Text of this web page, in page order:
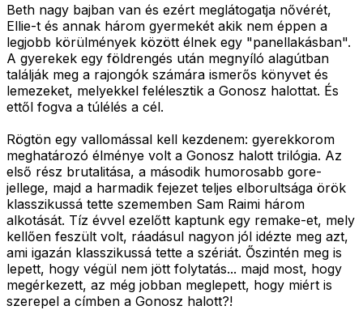
Beth nagy bajban van és ezért meglátogatja nővérét,
Ellie-t és annak három gyermekét akik nem éppen a
legjobb körülmények között élnek egy "panellakásban".
A gyerekek egy földrengés után megnyíló alagútban
találják meg a rajongók számára ismerős könyvet és
lemezeket, melyekkel felélesztik a Gonosz halottat. És
ettől fogva a túlélés a cél.
Rögtön egy vallomással kell kezdenem: gyerekkorom
meghatározó élménye volt a Gonosz halott trilógia. Az
első rész brutalitása, a második humorosabb gore-
jellege, majd a harmadik fejezet teljes elborultsága örök
klasszikussá tette szememben Sam Raimi három
alkotását. Tíz évvel ezelőtt kaptunk egy remake-et, mely
kellően feszült volt, ráadásul nagyon jól idézte meg azt,
ami igazán klasszikussá tette a szériát. Őszintén meg is
lepett, hogy végül nem jött folytatás... majd most, hogy
megérkezett, az még jobban meglepett, hogy miért is
szerepel a címben a Gonosz halott?!